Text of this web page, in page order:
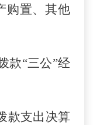
购置、其他
款“三公”经
款支出决算